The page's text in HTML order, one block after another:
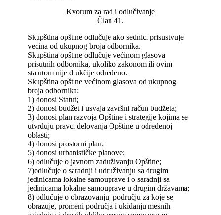
Kvorum za rad i odlučivanje
Član 41.
Skupština opštine odlučuje ako sednici prisustvuje
većina od ukupnog broja odbornika.
Skupština opštine odlučuje većinom glasova
prisutnih odbornika, ukoliko zakonom ili ovim
statutom nije drukčije određeno.
Skupština opštine većinom glasova od ukupnog
broja odbornika:
1) donosi Statut;
2) donosi budžet i usvaja završni račun budžeta;
3) donosi plan razvoja Opštine i strategije kojima se
utvrđuju pravci delovanja Opštine u određenoj
oblasti;
4) donosi prostorni plan;
5) donosi urbanističke planove;
6) odlučuje o javnom zaduživanju Opštine;
7)odlučuje o saradnji i udruživanju sa drugim
jedinicama lokalne samouprave i o saradnji sa
jedinicama lokalne samouprave u drugim državama;
8) odlučuje o obrazovanju, području za koje se
obrazuje, promeni područja i ukidanju mesnih